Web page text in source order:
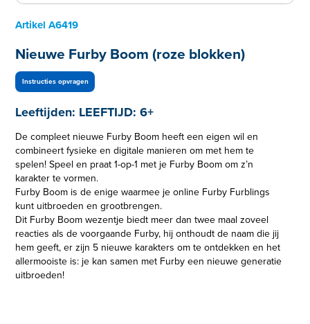
Artikel A6419
Nieuwe Furby Boom (roze blokken)
Instructies opvragen
Leeftijden: LEEFTIJD: 6+
De compleet nieuwe Furby Boom heeft een eigen wil en
combineert fysieke en digitale manieren om met hem te
spelen! Speel en praat 1-op-1 met je Furby Boom om z’n
karakter te vormen.
Furby Boom is de enige waarmee je online Furby Furblings
kunt uitbroeden en grootbrengen.
Dit Furby Boom wezentje biedt meer dan twee maal zoveel
reacties als de voorgaande Furby, hij onthoudt de naam die jij
hem geeft, er zijn 5 nieuwe karakters om te ontdekken en het
allermooiste is: je kan samen met Furby een nieuwe generatie
uitbroeden!